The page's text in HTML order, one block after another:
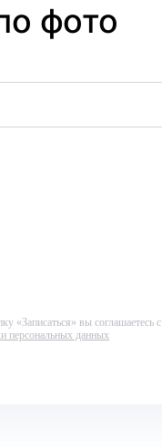
фото
«Записаться» вы соглашаетесь с
персональных данных